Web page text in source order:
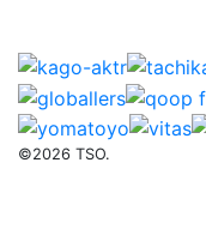
©2026 TSO.